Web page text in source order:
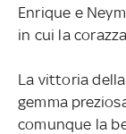
Enrique e
in cui la
La vittoria
gemma
comunque la